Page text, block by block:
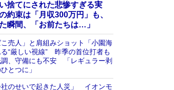
捨てにされた悲惨すぎる実
束は「月収300万円」も、
瞬間、「お前たちは…」
こ売人」と肩組みショット「小園海
“厳しい視線” 昨季の首位打者も
、守備にも不安 「レギュラー剥
とつに」
社のせいで起きた人災」 イオンモ